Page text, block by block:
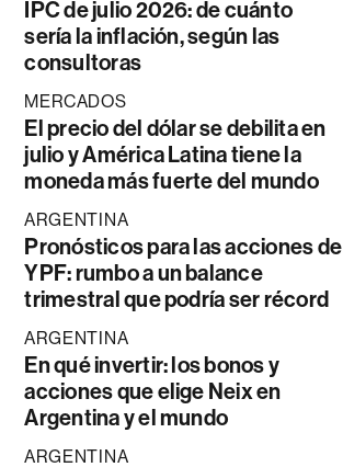
IPC de julio 2026: de cuánto
sería la inflación, según las
consultoras
MERCADOS
El precio del dólar se debilita en
julio y América Latina tiene la
moneda más fuerte del mundo
ARGENTINA
Pronósticos para las acciones de
YPF: rumbo a un balance
trimestral que podría ser récord
ARGENTINA
En qué invertir: los bonos y
acciones que elige Neix en
Argentina y el mundo
ARGENTINA